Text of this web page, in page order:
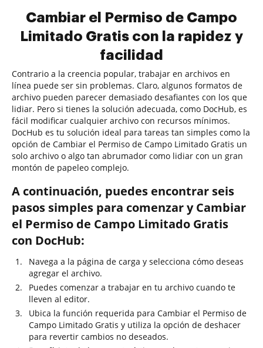
Cambiar el Permiso de Campo
Limitado Gratis con la rapidez y
facilidad
Contrario a la creencia popular, trabajar en archivos en
línea puede ser sin problemas. Claro, algunos formatos de
archivo pueden parecer demasiado desafiantes con los que
lidiar. Pero si tienes la solución adecuada, como DocHub, es
fácil modificar cualquier archivo con recursos mínimos.
DocHub es tu solución ideal para tareas tan simples como la
opción de Cambiar el Permiso de Campo Limitado Gratis un
solo archivo o algo tan abrumador como lidiar con un gran
montón de papeleo complejo.
A continuación, puedes encontrar seis
pasos simples para comenzar y Cambiar
el Permiso de Campo Limitado Gratis
con DocHub:
Navega a la página de carga y selecciona cómo deseas
agregar el archivo.
Puedes comenzar a trabajar en tu archivo cuando te
lleven al editor.
Ubica la función requerida para Cambiar el Permiso de
Campo Limitado Gratis y utiliza la opción de deshacer
para revertir cambios no deseados.